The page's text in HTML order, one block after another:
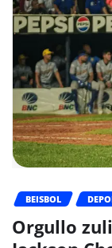
BEISBOL
Orgullo